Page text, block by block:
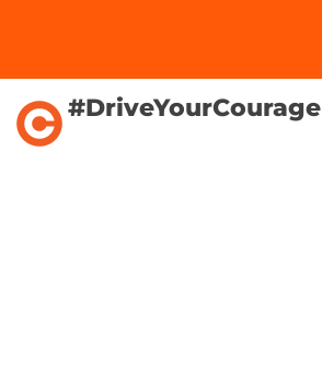
#DriveYourCourage